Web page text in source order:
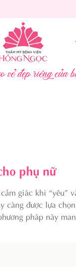
đẹp riêng của
phụ nữ
giác khi “yêu”
càng được lựa
pháp này